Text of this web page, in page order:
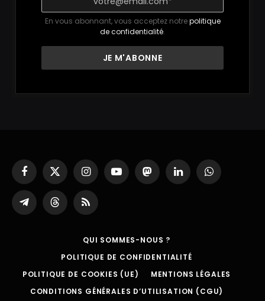
En vous abonnant, vous acceptez notrepolitique
de confidentialité.
Facebook
X
(Twitter)
InstagramYouTubeMastodonLinkedInWhatsApp
Partager
sur
ThreadsRSS
QUI SOMMES-NOUS ?
POLITIQUE DE CONFIDENTIALITÉ
POLITIQUE DE COOKIES (UE)
MENTIONS LÉGALES
CONDITIONS GÉNÉRALES D’UTILISATION (CGU)